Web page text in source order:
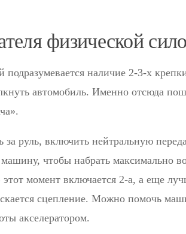
физической
подразумевается наличие 2-3-х
автомобиль. Именно отсюда
за руль, включить нейтральную
машину, чтобы набрать максимально
момент включается 2-а, а еще
сцепление. Можно помочь
акселератором.